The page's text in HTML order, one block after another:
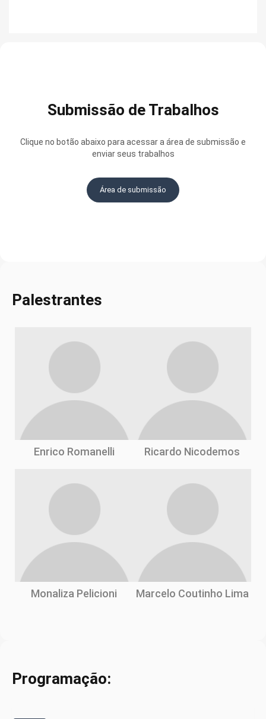
Submissão de Trabalhos
Clique no botão abaixo para acessar a área de submissão e
enviar seus trabalhos
Área de submissão
Palestrantes
Enrico Romanelli Ricardo Nicodemos
Monaliza Pelicioni Marcelo Coutinho Lima
Programação: